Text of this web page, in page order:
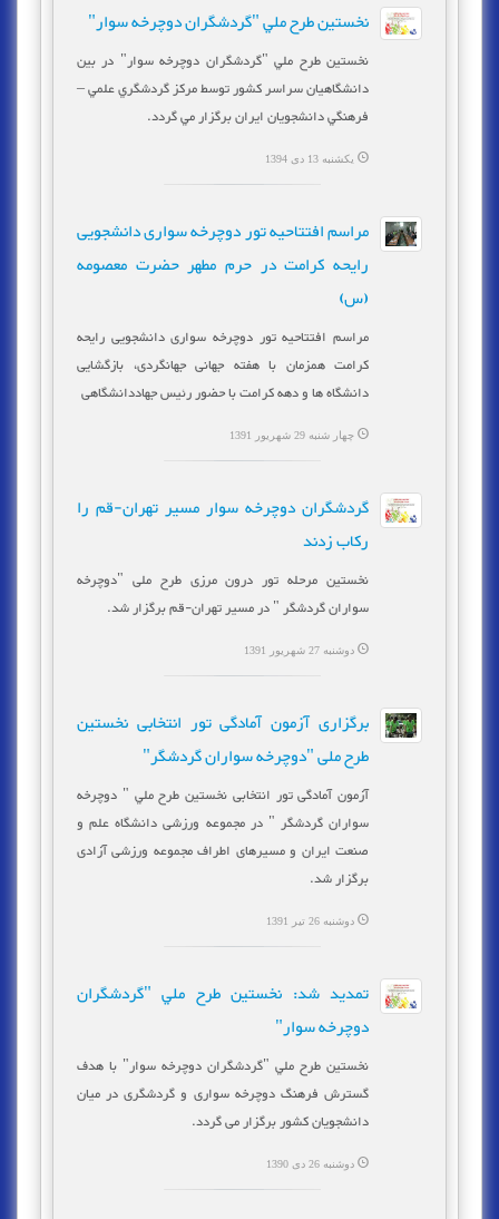
نخستين طرح ملي "گردشگران دوچرخه سوار"
نخستين طرح ملي "گردشگران دوچرخه سوار" در بين
دانشگاهيان سراسر كشور توسط مركز گردشگري علمي –
فرهنگي دانشجويان ايران برگزار مي گردد.
یکشنبه 13 دی 1394
مراسم افتتاحیه تور دوچرخه سواری دانشجویی
رایحه کرامت در حرم مطهر حضرت معصومه
(س)
مراسم افتتاحیه تور دوچرخه سواری دانشجویی رایحه
کرامت همزمان با هفته جهانی جهانگردی، بازگشایی
دانشگاه ها و دهه کرامت با حضور رئیس جهاددانشگاهی
چهار شنبه 29 شهریور 1391
گردشگران دوچرخه سوار مسیر تهران-قم را
رکاب زدند
نخستین مرحله تور درون مرزی طرح ملی "دوچرخه
سواران گردشگر " در مسیر تهران-قم برگزار شد.
دوشنبه 27 شهریور 1391
برگزاری آزمون آمادگی تور انتخابی نخستین
طرح ملی "دوچرخه سواران گردشگر"
آزمون آمادگی تور انتخابی نخستين طرح ملي " دوچرخه
سواران گردشگر " در مجموعه ورزشی دانشگاه علم و
صنعت ایران و مسیرهای اطراف مجموعه ورزشی آزادی
برگزار شد.
دوشنبه 26 تیر 1391
تمديد شد: نخستين طرح ملي "گردشگران
دوچرخه سوار"
نخستين طرح ملي "گردشگران دوچرخه سوار" با هدف
گسترش فرهنگ دوچرخه سواری و گردشگری در میان
دانشجویان کشور برگزار می گردد.
دوشنبه 26 دی 1390